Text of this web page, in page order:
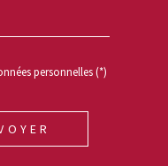
personnelles (*)